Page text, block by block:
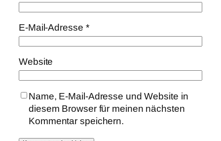
E-Mail-Adresse *
Website
Name, E-Mail-Adresse und Website in
diesem Browser für meinen nächsten
Kommentar speichern.